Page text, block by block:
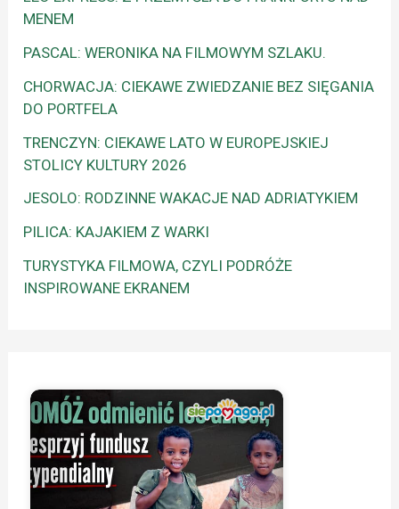
MENEM
PASCAL: WERONIKA NA FILMOWYM SZLAKU.
CHORWACJA: CIEKAWE ZWIEDZANIE BEZ SIĘGANIA
DO PORTFELA
TRENCZYN: CIEKAWE LATO W EUROPEJSKIEJ
STOLICY KULTURY 2026
JESOLO: RODZINNE WAKACJE NAD ADRIATYKIEM
PILICA: KAJAKIEM Z WARKI
TURYSTYKA FILMOWA, CZYLI PODRÓŻE
INSPIROWANE EKRANEM